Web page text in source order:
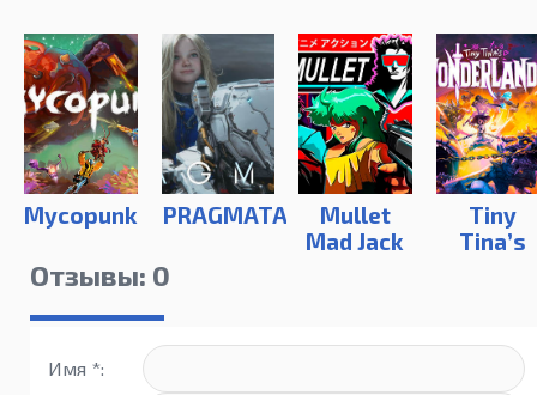
Mycopunk PRAGMATA
Mullet
Mad Jack
Tiny
Tina’s
Отзывы: 0
Имя *: